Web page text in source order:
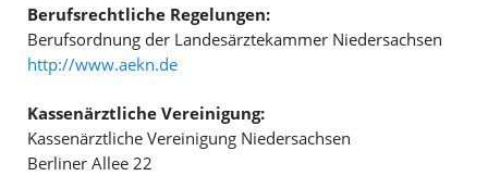
Berufsrechtliche Regelungen:
Berufsordnung der Landesärztekammer Niedersachsen
http://www.aekn.de
Kassenärztliche Vereinigung:
Kassenärztliche Vereinigung Niedersachsen
Berliner Allee 22